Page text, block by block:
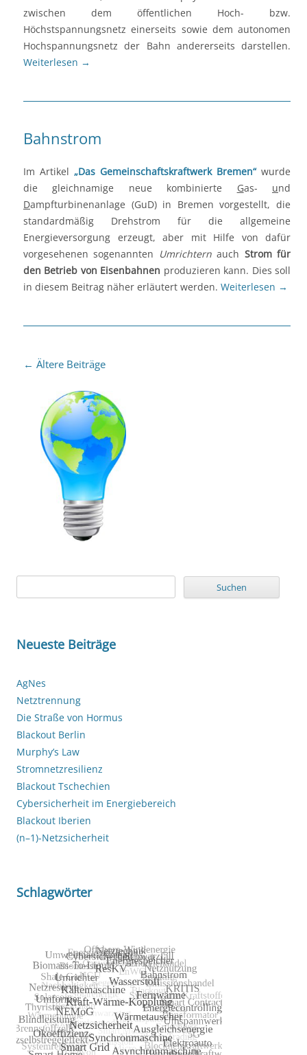
zwischen dem öffentlichen Hoch- bzw.
Höchstspannungsnetz einerseits sowie dem autonomen
Hochspannungsnetz der Bahn andererseits darstellen.
Weiterlesen →
Bahnstrom
Im Artikel „Das Gemeinschaftskraftwerk Bremen“wurde
die gleichnamige neue kombinierte Gas- und
Dampfturbinenanlage (GuD) in Bremen vorgestellt, die
standardmäßig Drehstrom für die allgemeine
Energieversorgung erzeugt, aber mit Hilfe von dafür
vorgesehenen sogenannten Umrichternauch Strom für
den Betrieb von Eisenbahnen produzieren kann. Dies soll
in diesem Beitrag näher erläutert werden. Weiterlesen →
Beitragsnavigation
← Ältere Beiträge
nach:
Neueste Beiträge
AgNes
Netztrennung
Die Straße von Hormus
Blackout Berlin
Murphy’s Law
Stromnetzresilienz
Blackout Tschechien
Cybersicherheit im Energiebereich
Blackout Iberien
(n–1)-Netzsicherheit
Schlagwörter